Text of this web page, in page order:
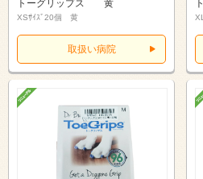
トーグリップス 黄
XSｻｲｽﾞ20個 黄
取扱い病院